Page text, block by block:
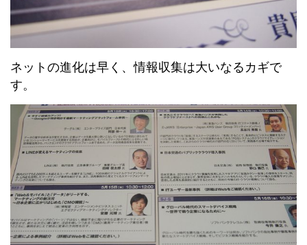
ネットの進化は早く、情報収集は大いなるカギで
す。